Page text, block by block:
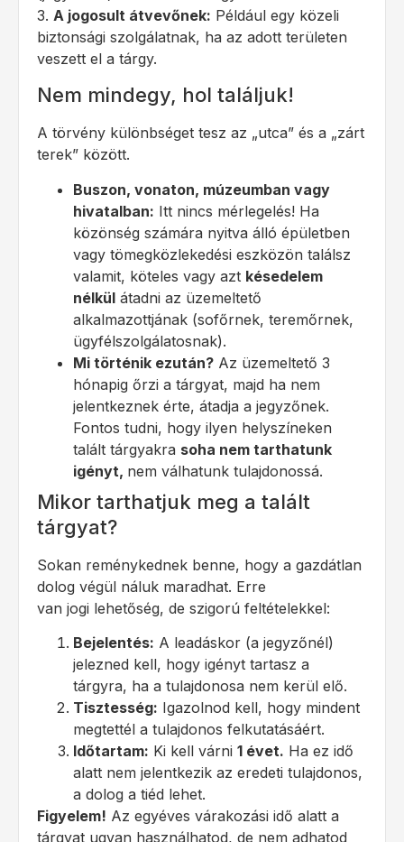
3. A jogosult átvevőnek: Például egy közeli
biztonsági szolgálatnak, ha az adott területen
veszett el a tárgy.
Nem mindegy, hol találjuk!
A törvény különbséget tesz az „utca” és a „zárt
terek” között.
Buszon, vonaton, múzeumban vagy
hivatalban: Itt nincs mérlegelés! Ha
közönség számára nyitva álló épületben
vagy tömegközlekedési eszközön találsz
valamit, köteles vagy azt késedelem
nélkül átadni az üzemeltető
alkalmazottjának (sofőrnek, teremőrnek,
ügyfélszolgálatosnak).
Mi történik ezután? Az üzemeltető 3
hónapig őrzi a tárgyat, majd ha nem
jelentkeznek érte, átadja a jegyzőnek.
Fontos tudni, hogy ilyen helyszíneken
talált tárgyakra soha nem tarthatunk
igényt, nem válhatunk tulajdonossá.
Mikor tarthatjuk meg a talált
tárgyat?
Sokan reménykednek benne, hogy a gazdátlan
dolog végül náluk maradhat. Erre
van jogi lehetőség, de szigorú feltételekkel:
Bejelentés: A leadáskor (a jegyzőnél)
jelezned kell, hogy igényt tartasz a
tárgyra, ha a tulajdonosa nem kerül elő.
Tisztesség: Igazolnod kell, hogy mindent
megtettél a tulajdonos felkutatásáért.
Időtartam: Ki kell várni 1 évet. Ha ez idő
alatt nem jelentkezik az eredeti tulajdonos,
a dolog a tiéd lehet.
Figyelem! Az egyéves várakozási idő alatt a
tárgyat ugyan használhatod, de nem adhatod